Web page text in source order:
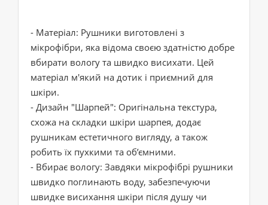
- Матеріал: Рушники виготовлені з
мікрофібри, яка відома своєю здатністю добре
вбирати вологу та швидко висихати. Цей
матеріал м'який на дотик і приємний для
шкіри.
- Дизайн "Шарпей": Оригінальна текстура,
схожа на складки шкіри шарпея, додає
рушникам естетичного вигляду, а також
робить їх пухкими та об’ємними.
- Вбирає вологу: Завдяки мікрофібрі рушники
швидко поглинають воду, забезпечуючи
швидке висихання шкіри після душу чи